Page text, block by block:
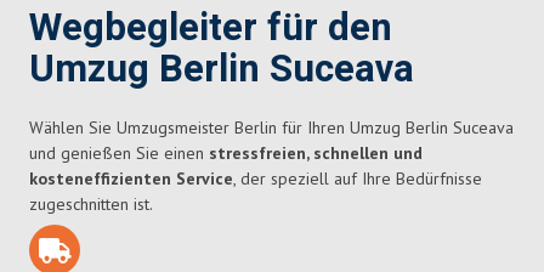
Wegbegleiter für den
Umzug Berlin Suceava
Wählen Sie Umzugsmeister Berlin für Ihren Umzug Berlin Suceava
und genießen Sie einen stressfreien, schnellen und
kosteneffizienten Service, der speziell auf Ihre Bedürfnisse
zugeschnitten ist.